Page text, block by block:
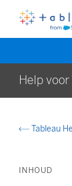
Help
Tableau
INHOUD